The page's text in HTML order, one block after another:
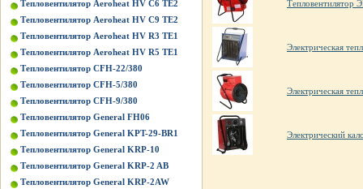
Тепловентилятор Aeroheat HV C6 TE2
Тепловентилятор Aeroheat HV C9 TE2
Тепловентилятор Aeroheat HV R3 TE1
Тепловентилятор Aeroheat HV R5 TE1
Тепловентилятор CFH-22/380
Тепловентилятор CFH-5/380
Тепловентилятор CFH-9/380
Тепловентилятор General FH06
Тепловентилятор General KPT-29-BR1
Тепловентилятор General KRP-10
Тепловентилятор General KRP-2 AB
Тепловентилятор General KRP-2AW
Электрическая
Электрическая
Электрический